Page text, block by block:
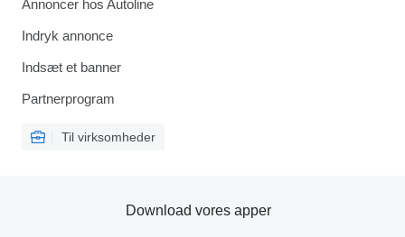
Annoncer hos Autoline
Indryk annonce
Indsæt et banner
Partnerprogram
Til virksomheder
Download vores apper